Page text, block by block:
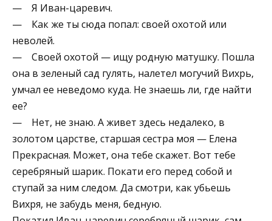
— Я Иван-царевич.
— Как же ты сюда попал: своей охотой или
неволей.
— Своей охотой — ищу родную матушку. Пошла
она в зеленый сад гулять, налетел могучий Вихрь,
умчал ее неведомо куда. Не знаешь ли, где найти
ее?
— Нет, не знаю. А живет здесь недалеко, в
золотом царстве, старшая сестра моя — Елена
Прекрасная. Может, она тебе скажет. Вот тебе
серебряный шарик. Покати его перед собой и
ступай за ним следом. Да смотри, как убьешь
Вихря, не забудь меня, бедную.